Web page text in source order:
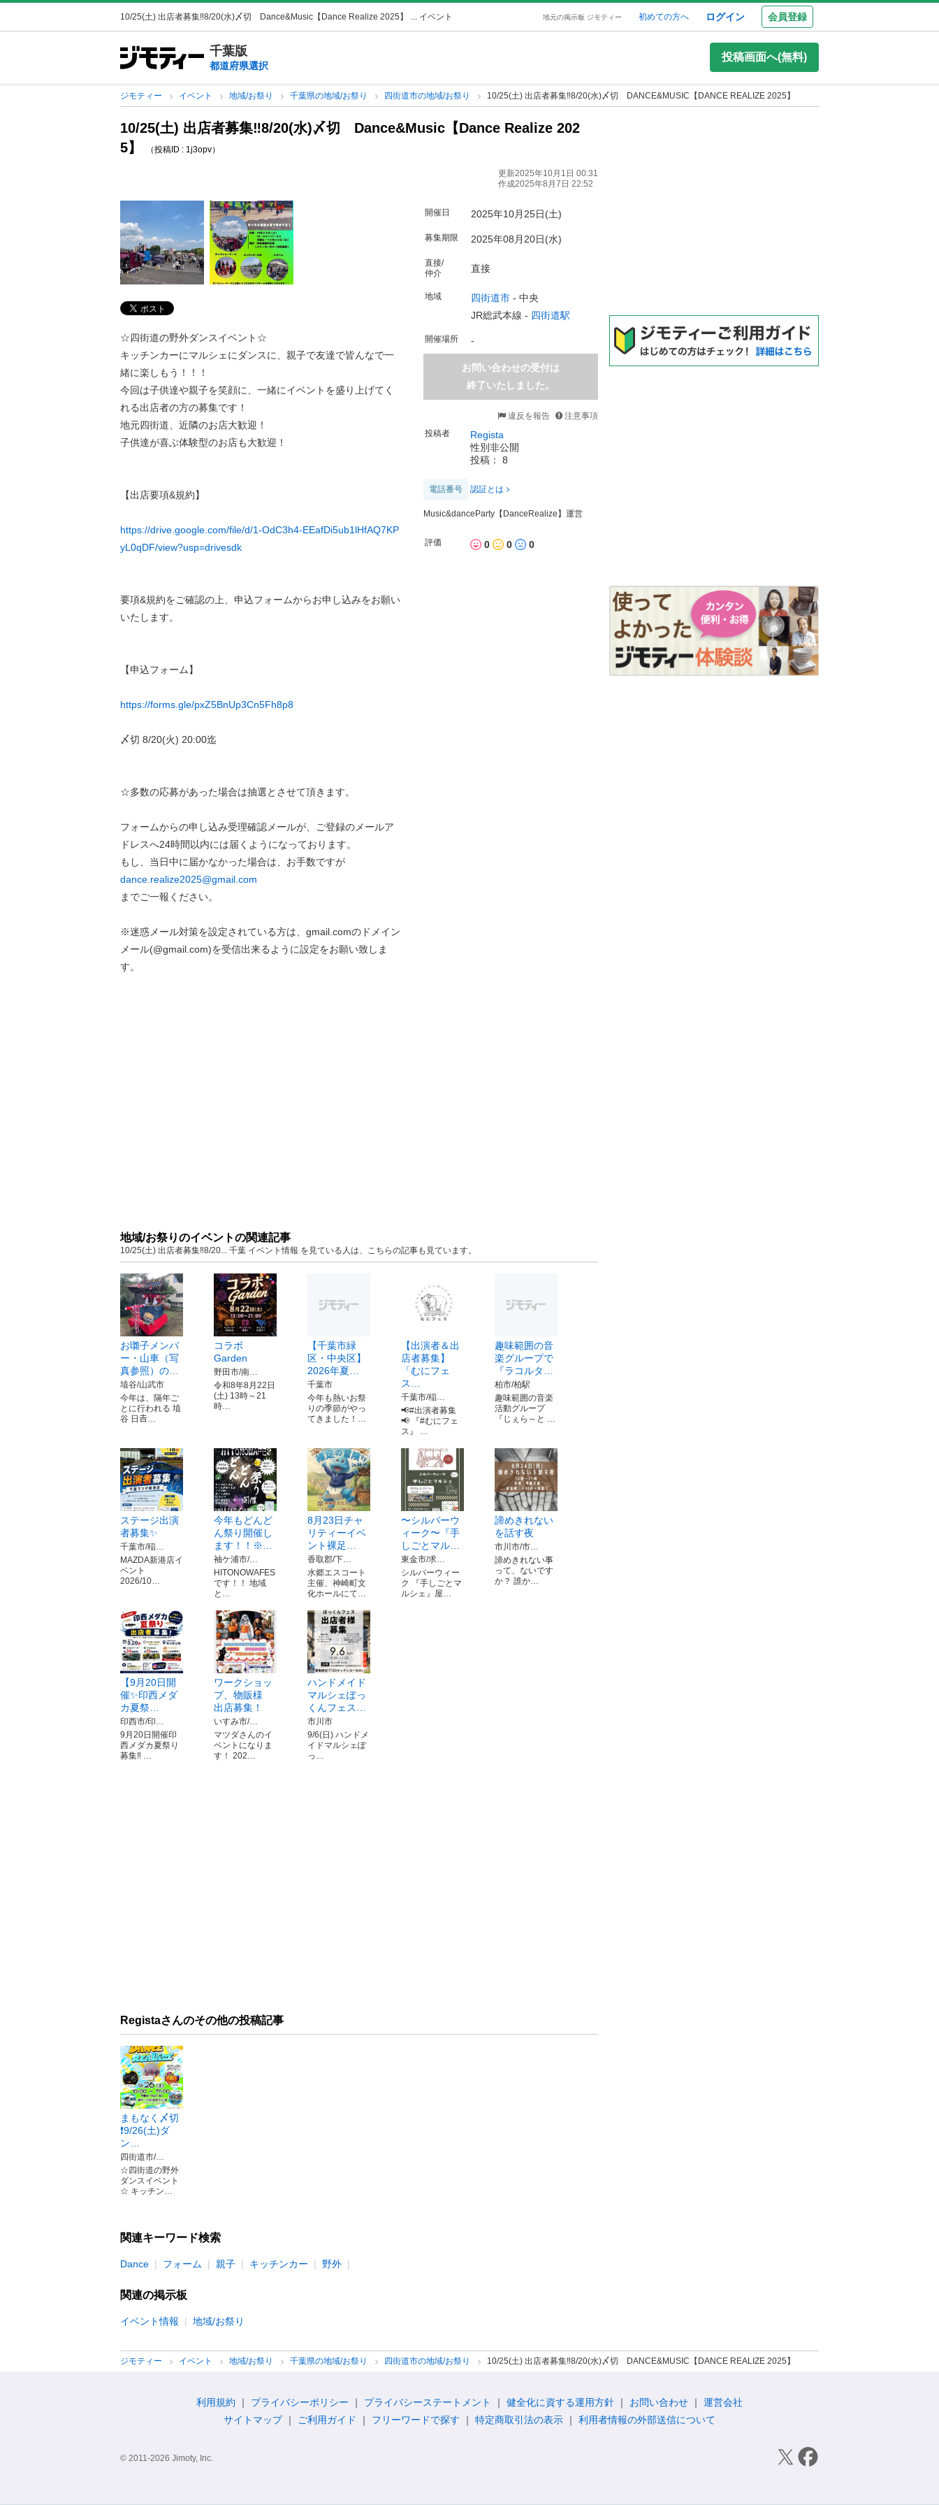
10/25(土) 出店者募集‼️8/20(水)〆切 Dance&Music【Dance Realize 2025】 ... イベント 地元の掲示板 ジモティー 初めての方へ ログイン 会員登録
千葉版
都道府県選択
投稿画面へ(無料)
ジモティー イベント 地域/お祭り 千葉県の地域/お祭り 四街道市の地域/お祭り 10/25(土) 出店者募集‼️8/20(水)〆切 DANCE&MUSIC【DANCE REALIZE 2025】
10/25(土) 出店者募集‼️8/20(水)〆切 Dance&Music【Dance Realize 202
5】
（投稿ID : 1j3opv）
更新2025年10月1日 00:31
作成2025年8月7日 22:52
☆四街道の野外ダンスイベント☆
キッチンカーにマルシェにダンスに、親子で友達で皆んなで一
緒に楽しもう！！！
今回は子供達や親子を笑顔に、一緒にイベントを盛り上げてく
れる出店者の方の募集です！
地元四街道、近隣のお店大歓迎！
子供達が喜ぶ体験型のお店も大歓迎！
【出店要項&規約】
https://drive.google.com/file/d/1-OdC3h4-EEafDi5ub1lHfAQ7KP
yL0qDF/view?usp=drivesdk
要項&規約をご確認の上、申込フォームからお申し込みをお願い
いたします。
【申込フォーム】
https://forms.gle/pxZ5BnUp3Cn5Fh8p8
〆切 8/20(火) 20:00迄
☆多数の応募があった場合は抽選とさせて頂きます。
フォームからの申し込み受理確認メールが、ご登録のメールア
ドレスへ24時間以内には届くようになっております。
もし、当日中に届かなかった場合は、お手数ですが
dance.realize2025@gmail.com
までご一報ください。
※迷惑メール対策を設定されている方は、gmail.comのドメイン
メール(@gmail.com)を受信出来るように設定をお願い致しま
す。
開催日 2025年10月25日(土)
募集期限 2025年08月20日(水)
直接/
仲介
直接
地域 四街道市 - 中央
JR総武本線 - 四街道駅
開催場所 -
お問い合わせの受付は
終了いたしました。
違反を報告
注意事項
投稿者
Regista
性別非公開
投稿： 8
電話番号 認証とは
Music&danceParty【DanceRealize】運営
評価 0 0 0
地域/お祭りのイベントの関連記事
10/25(土) 出店者募集‼️8/20... 千葉 イベント情報 を見ている人は、こちらの記事も見ています。
お囃子メンバ
ー・山車（写
真参照）の…
埴谷/山武市
今年は、隔年ご
とに行われる 埴
谷 日𠮷…
コラボ
Garden
野田市/南…
令和8年8月22日
(土) 13時～21
時…
【千葉市緑
区・中央区】
2026年夏…
千葉市
今年も熱いお祭
りの季節がやっ
てきました！…
【出演者＆出
店者募集】
「むにフェ
ス…
千葉市/稲…
📢#出演者募集
📢 『#むにフェ
ス』 …
趣味範囲の音
楽グループで
『ラコルタ…
柏市/柏駅
趣味範囲の音楽
活動グループ
『じぇら～と …
ステージ出演
者募集✨
千葉市/稲…
MAZDA新港店イ
ベント
2026/10…
今年もどんど
ん祭り開催し
ます！！※…
袖ケ浦市/…
HITONOWAFES
です！！ 地域
と…
8月23日チャ
リティーイベ
ント裸足…
香取郡/下…
水郷エスコート
主催、神崎町文
化ホールにて…
〜シルバーウ
ィーク〜『手
しごとマル…
東金市/求…
シルバーウィー
ク 『手しごとマ
ルシェ』屋…
諦めきれない
を話す夜
市川市/市…
諦めきれない事
って、ないです
か？ 誰か…
【9月20日開
催✨️印西メダ
カ夏祭…
印西市/印…
9月20日開催印
西メダカ夏祭り
募集‼️ …
ワークショッ
プ、物販様
出店募集！
いすみ市/…
マツダさんのイ
ベントになりま
す！ 202…
ハンドメイド
マルシェぽっ
くんフェス…
市川市
9/6(日) ハンドメ
イドマルシェぽ
っ…
Registaさんのその他の投稿記事
まもなく〆切
❗️9/26(土)ダ
ン…
四街道市/…
☆四街道の野外
ダンスイベント
☆ キッチン…
関連キーワード検索
Dance フォーム 親子 キッチンカー 野外
関連の掲示板
イベント情報 地域/お祭り
ジモティー イベント 地域/お祭り 千葉県の地域/お祭り 四街道市の地域/お祭り 10/25(土) 出店者募集‼️8/20(水)〆切 DANCE&MUSIC【DANCE REALIZE 2025】
利用規約 プライバシーポリシー プライバシーステートメント 健全化に資する運用方針 お問い合わせ
運営会社
サイトマップ
ご利用ガイド フリーワードで探す 特定商取引法の表示 利用者情報の外部送信について
© 2011-2026 Jimoty, Inc.